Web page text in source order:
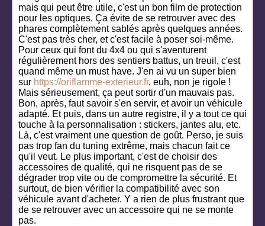
mais qui peut être utile, c'est un bon film de protection
pour les optiques. Ça évite de se retrouver avec des
phares complètement sablés après quelques années.
C'est pas très cher, et c'est facile à poser soi-même.
Pour ceux qui font du 4x4 ou qui s'aventurent
régulièrement hors des sentiers battus, un treuil, c'est
quand même un must have. J'en ai vu un super bien
sur https://oriflamme-exterieur.fr, euh, non je rigole !
Mais sérieusement, ça peut sortir d'un mauvais pas.
Bon, après, faut savoir s'en servir, et avoir un véhicule
adapté. Et puis, dans un autre registre, il y a tout ce qui
touche à la personnalisation : stickers, jantes alu, etc.
Là, c'est vraiment une question de goût. Perso, je suis
pas trop fan du tuning extrême, mais chacun fait ce
qu'il veut. Le plus important, c'est de choisir des
accessoires de qualité, qui ne risquent pas de se
dégrader trop vite ou de compromettre la sécurité. Et
surtout, de bien vérifier la compatibilité avec son
véhicule avant d'acheter. Y a rien de plus frustrant que
de se retrouver avec un accessoire qui ne se monte
pas.